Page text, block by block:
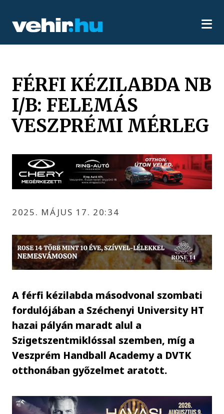
FÉRFI KÉZILABDA NB
I/B: FELEMÁS
VESZPRÉMI MÉRLEG
2025. MÁJUS 17. 20:34
A férfi kézilabda másodvonal szombati
fordulójában a Széchenyi University HT
hazai pályán maradt alul a
Szigetszentmiklóssal szemben, míg a
Veszprém Handball Academy a DVTK
otthonában győzelmet aratott.